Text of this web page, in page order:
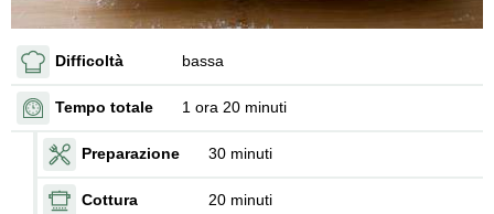
Difficoltà bassa
Tempo totale 1 ora 20 minuti
Preparazione 30 minuti
Cottura 20 minuti